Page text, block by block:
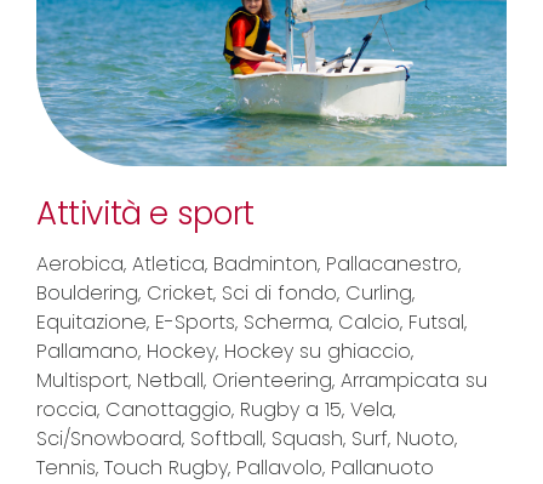
Attività e sport
Aerobica, Atletica, Badminton, Pallacanestro,
Bouldering, Cricket, Sci di fondo, Curling,
Equitazione, E-Sports, Scherma, Calcio, Futsal,
Pallamano, Hockey, Hockey su ghiaccio,
Multisport, Netball, Orienteering, Arrampicata su
roccia, Canottaggio, Rugby a 15, Vela,
Sci/Snowboard, Softball, Squash, Surf, Nuoto,
Tennis, Touch Rugby, Pallavolo, Pallanuoto